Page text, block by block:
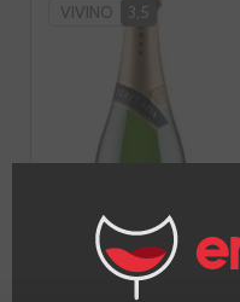
VIVINO 3,5